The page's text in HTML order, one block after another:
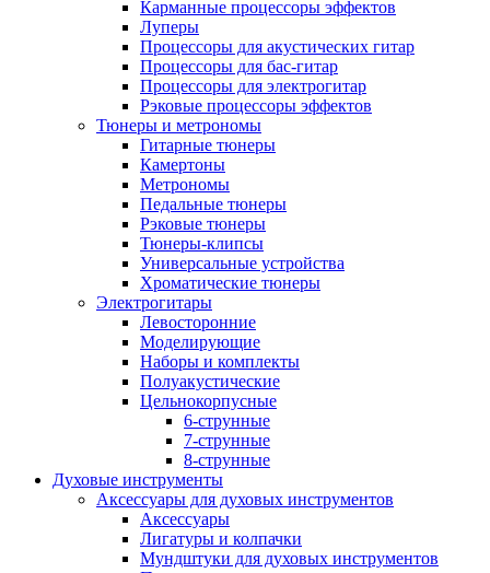
Карманные процессоры эффектов
Луперы
Процессоры для акустических гитар
Процессоры для бас-гитар
Процессоры для электрогитар
Рэковые процессоры эффектов
Тюнеры и метрономы
Гитарные тюнеры
Камертоны
Метрономы
Педальные тюнеры
Рэковые тюнеры
Тюнеры-клипсы
Универсальные устройства
Хроматические тюнеры
Электрогитары
Левосторонние
Моделирующие
Наборы и комплекты
Полуакустические
Цельнокорпусные
6-струнные
7-струнные
8-струнные
Духовые инструменты
Аксессуары для духовых инструментов
Аксессуары
Лигатуры и колпачки
Мундштуки для духовых инструментов